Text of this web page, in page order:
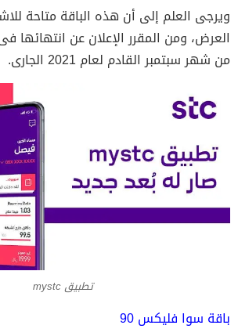
ويرجى العلم إلى أن هذه الباقة متاحة
العرض، ومن المقرر الإعلان عن انتهائها
من شهر سبتمبر القادم لعام 2021 الجارى.
تطبيق mystc
باقة سوا فليكس 90